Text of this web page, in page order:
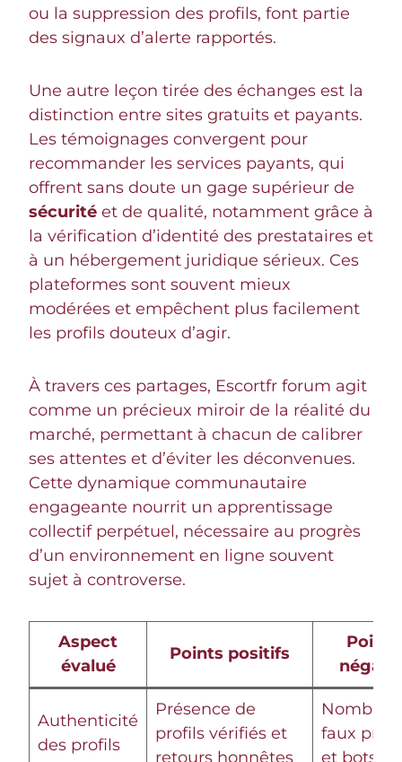
ou la suppression des profils, font partie
des signaux d’alerte rapportés.
Une autre leçon tirée des échanges est la
distinction entre sites gratuits et payants.
Les témoignages convergent pour
recommander les services payants, qui
offrent sans doute un gage supérieur de
sécurité et de qualité, notamment grâce à
la vérification d’identité des prestataires et
à un hébergement juridique sérieux. Ces
plateformes sont souvent mieux
modérées et empêchent plus facilement
les profils douteux d’agir.
À travers ces partages, Escortfr forum agit
comme un précieux miroir de la réalité du
marché, permettant à chacun de calibrer
ses attentes et d’éviter les déconvenues.
Cette dynamique communautaire
engageante nourrit un apprentissage
collectif perpétuel, nécessaire au progrès
d’un environnement en ligne souvent
sujet à controverse.
Aspect
évalué
Points positifs
Points
Authenticité
des profils
Présence de
profils vérifiés et
retours honnêtes
faux
et bots